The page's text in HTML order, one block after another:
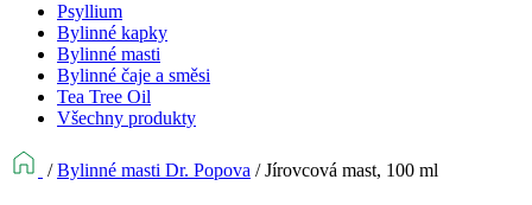
Psyllium
Bylinné kapky
Bylinné masti
Bylinné čaje a směsi
Tea Tree Oil
Všechny produkty
/Bylinné masti Dr. Popova /Jírovcová mast, 100 ml